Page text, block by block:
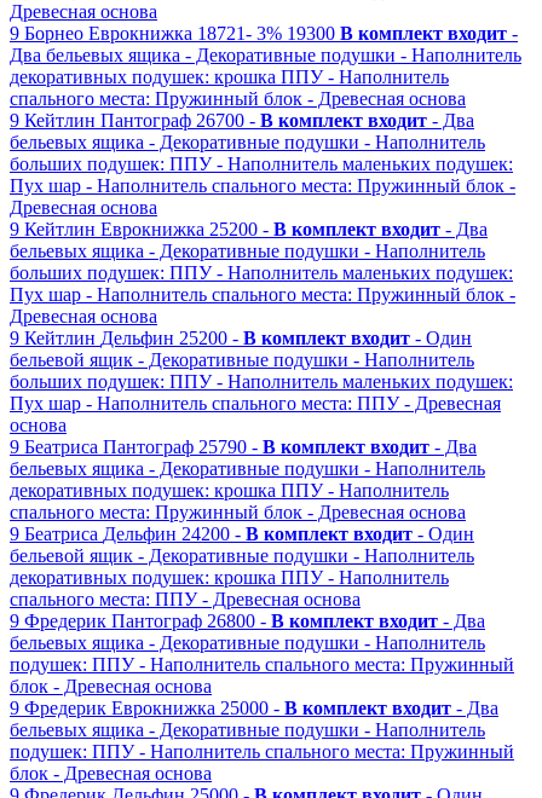
Древесная основа
9 Борнео Еврокнижка 18721- 3% 19300 В комплект входит -
Два бельевых ящика - Декоративные подушки - Наполнитель
декоративных подушек: крошка ППУ - Наполнитель
спального места: Пружинный блок - Древесная основа
9 Кейтлин Пантограф 26700 - В комплект входит - Два
бельевых ящика - Декоративные подушки - Наполнитель
больших подушек: ППУ - Наполнитель маленьких подушек:
Пух шар - Наполнитель спального места: Пружинный блок -
Древесная основа
9 Кейтлин Еврокнижка 25200 - В комплект входит - Два
бельевых ящика - Декоративные подушки - Наполнитель
больших подушек: ППУ - Наполнитель маленьких подушек:
Пух шар - Наполнитель спального места: Пружинный блок -
Древесная основа
9 Кейтлин Дельфин 25200 - В комплект входит - Один
бельевой ящик - Декоративные подушки - Наполнитель
больших подушек: ППУ - Наполнитель маленьких подушек:
Пух шар - Наполнитель спального места: ППУ - Древесная
основа
9 Беатриса Пантограф 25790 - В комплект входит - Два
бельевых ящика - Декоративные подушки - Наполнитель
декоративных подушек: крошка ППУ - Наполнитель
спального места: Пружинный блок - Древесная основа
9 Беатриса Дельфин 24200 - В комплект входит - Один
бельевой ящик - Декоративные подушки - Наполнитель
декоративных подушек: крошка ППУ - Наполнитель
спального места: ППУ - Древесная основа
9 Фредерик Пантограф 26800 - В комплект входит - Два
бельевых ящика - Декоративные подушки - Наполнитель
подушек: ППУ - Наполнитель спального места: Пружинный
блок - Древесная основа
9 Фредерик Еврокнижка 25000 - В комплект входит - Два
бельевых ящика - Декоративные подушки - Наполнитель
подушек: ППУ - Наполнитель спального места: Пружинный
блок - Древесная основа